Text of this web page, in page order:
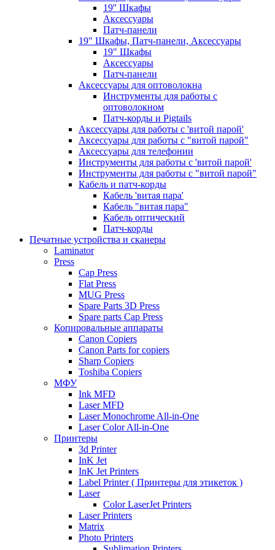
19'' Шкафы
Аксессуары
Патч-панели
19" Шкафы, Патч-панели, Аксессуары
19" Шкафы
Аксессуары
Патч-панели
Аксессуары для оптоволокна
Инструменты для работы с
оптоволокном
Патч-корды и Pigtails
Аксессуары для работы с 'витой парой'
Аксессуары для работы с "витой парой"
Аксессуары для телефонии
Инструменты для работы с 'витой парой'
Инструменты для работы с "витой парой"
Кабель и патч-корды
Кабель 'витая пара'
Кабель "витая пара"
Кабель оптический
Патч-корды
Печатные устройства и сканеры
Laminator
Press
Cap Press
Flat Press
MUG Press
Spare Parts 3D Press
Spare parts Cap Press
Копировальные аппараты
Canon Copiers
Canon Parts for copiers
Sharp Copiers
Toshiba Copiers
МФУ
Ink MFD
Laser MFD
Laser Monochrome All-in-One
Laser Color All-in-One
Принтеры
3d Printer
InK Jet
InK Jet Printers
Label Printer ( Принтеры для этикеток )
Laser
Color LaserJet Printers
Laser Printers
Matrix
Photo Printers